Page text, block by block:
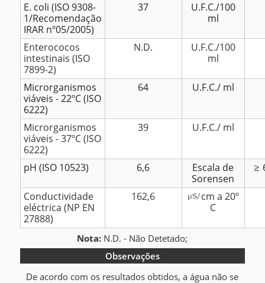
E. coli (ISO 9308-
1/Recomendação
IRAR nº05/2005)
37
U.F.C./100
ml
Enterococos
intestinais (ISO
7899-2)
N.D.
U.F.C./100
ml
Microrganismos
viáveis - 22ºC (ISO
6222)
64 U.F.C./ ml
Microrganismos
viáveis - 37ºC (ISO
6222)
39 U.F.C./ ml
pH (ISO 10523) 6,6
Escala de
Sorensen
Conductividade
eléctrica (NP EN
27888)
162,6
cm a 20º
C
Nota: N.D. - Não Detetado;
Observações
De acordo com os resultados obtidos, a água não se